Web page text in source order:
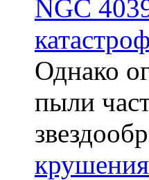
NGC
Однако
пыли
крушения